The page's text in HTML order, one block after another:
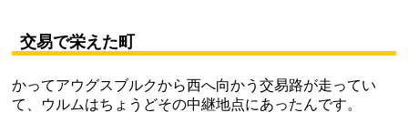
交易で栄えた町
かってアウグスブルクから西へ向かう交易路が走ってい
て、ウルムはちょうどその中継地点にあったんです。